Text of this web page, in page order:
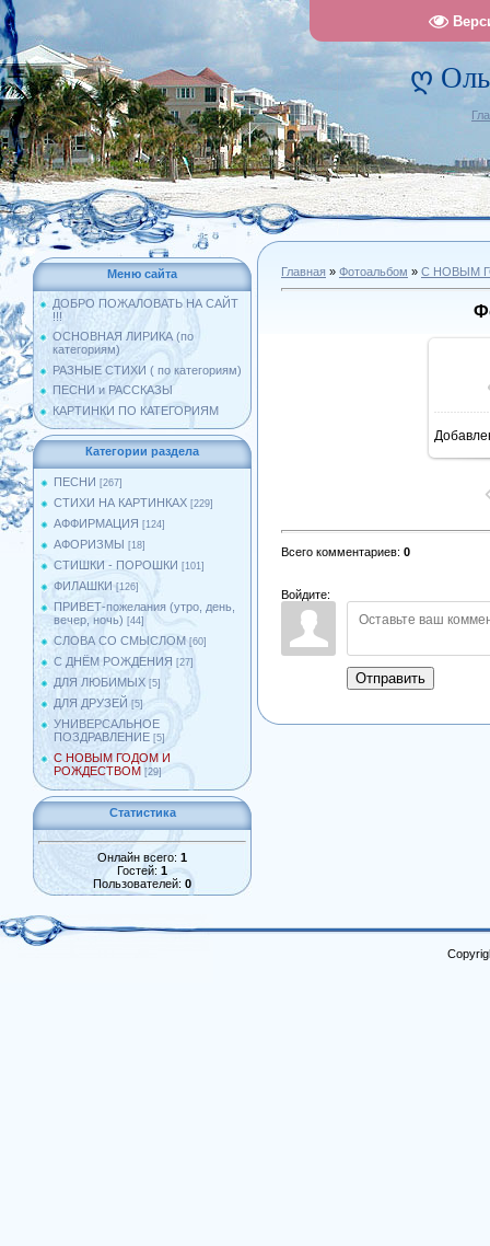
ღ
Меню сайта
ДОБРО ПОЖАЛОВАТЬ НА САЙТ
!!!
ОСНОВНАЯ ЛИРИКА (по
категориям)
РАЗНЫЕ СТИХИ ( по категориям)
ПЕСНИ и РАССКАЗЫ
КАРТИНКИ ПО КАТЕГОРИЯМ
Категории раздела
ПЕСНИ [267]
СТИХИ НА КАРТИНКАХ [229]
АФФИРМАЦИЯ [124]
АФОРИЗМЫ [18]
СТИШКИ - ПОРОШКИ [101]
ФИЛАШКИ [126]
ПРИВЕТ-пожелания (утро, день,
вечер, ночь) [44]
СЛОВА СО СМЫСЛОМ [60]
С ДНЁМ РОЖДЕНИЯ [27]
ДЛЯ ЛЮБИМЫХ [5]
ДЛЯ ДРУЗЕЙ [5]
УНИВЕРСАЛЬНОЕ
ПОЗДРАВЛЕНИЕ [5]
С НОВЫМ ГОДОМ И
РОЖДЕСТВОМ [29]
Статистика
Онлайн всего: 1
Гостей: 1
Пользователей: 0
Главная » Фотоальбом » С НОВЫМ
Всего комментариев: 0
Войдите:
Отправить